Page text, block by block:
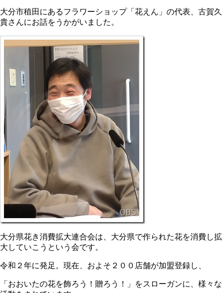
大分市稙田にあるフラワーショップ「花えん」の代表、古賀久
貴さんにお話をうかがいました。
大分県花き消費拡大連合会は、大分県で作られた花を消費し拡
大していこうという会です。
令和２年に発足。現在、およそ２００店舗が加盟登録し、
「おおいたの花を飾ろう！贈ろう！」をスローガンに、様々な